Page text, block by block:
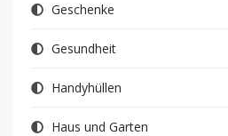
Geschenke
Gesundheit
Handyhüllen
Haus und Garten